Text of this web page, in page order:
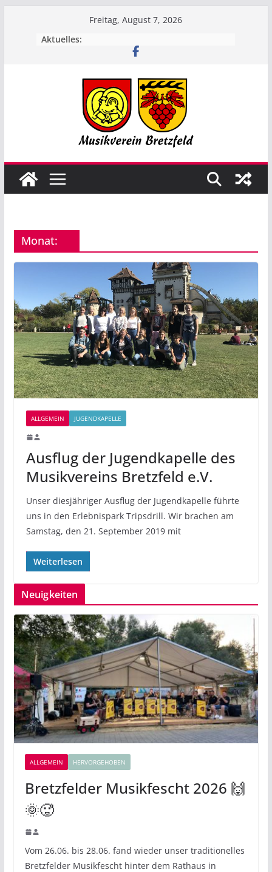
Freitag, August 7, 2026
Aktuelles:
Monat:
ALLGEMEIN JUGENDKAPELLE
Ausflug der Jugendkapelle des
Musikvereins Bretzfeld e.V.
Unser diesjähriger Ausflug der Jugendkapelle führte
uns in den Erlebnispark Tripsdrill. Wir brachen am
Samstag, den 21. September 2019 mit
Weiterlesen
Neuigkeiten
ALLGEMEIN HERVORGEHOBEN
Bretzfelder Musikfescht 2026 🙌
🌞🥵
Vom 26.06. bis 28.06. fand wieder unser traditionelles
Bretzfelder Musikfescht hinter dem Rathaus in